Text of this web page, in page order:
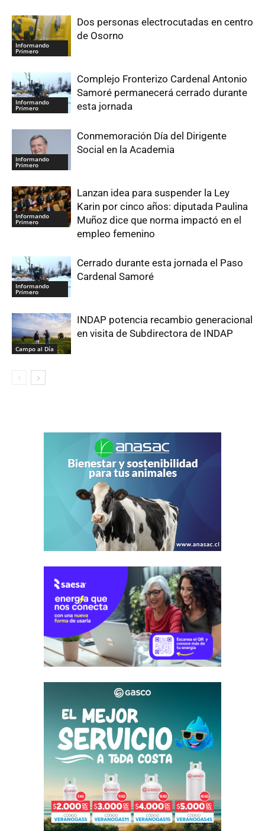
Informando
Primero
Dos personas electrocutadas en centro
de Osorno
Informando
Primero
Complejo Fronterizo Cardenal Antonio
Samoré permanecerá cerrado durante
esta jornada
Informando
Primero
Conmemoración Día del Dirigente
Social en la Academia
Informando
Primero
Lanzan idea para suspender la Ley
Karin por cinco años: diputada Paulina
Muñoz dice que norma impactó en el
empleo femenino
Informando
Primero
Cerrado durante esta jornada el Paso
Cardenal Samoré
Campo al Día
INDAP potencia recambio generacional
en visita de Subdirectora de INDAP